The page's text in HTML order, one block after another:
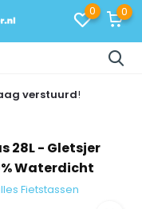
0 0
verstuurd!
28L - Gletsjer
Waterdicht
Fietstassen